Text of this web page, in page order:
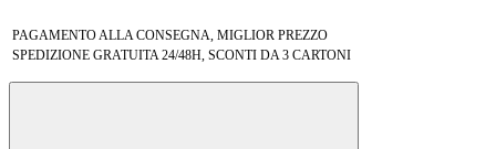
PAGAMENTO ALLA CONSEGNA, MIGLIOR PREZZO
SPEDIZIONE GRATUITA 24/48H, SCONTI DA 3 CARTONI